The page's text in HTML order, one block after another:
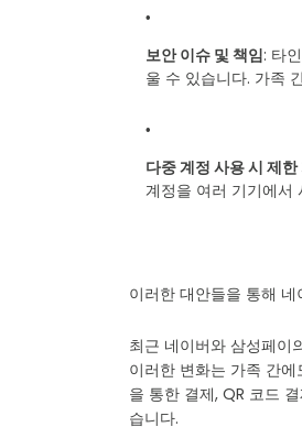
보안 이슈 및 책임: 타
울 수 있습니다. 가족
다중 계정 사용 시 제한
계정을 여러 기기에서
이러한 대안들을 통해
최근 네이버와 삼성페이
이러한 변화는 가족 간
을 통한 결제, QR 코드
습니다.